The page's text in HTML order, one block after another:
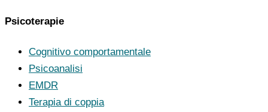
Psicoterapie
Cognitivo comportamentale
Psicoanalisi
EMDR
Terapia di coppia